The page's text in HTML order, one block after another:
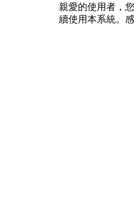
親愛的使用者，
續使用本系統。